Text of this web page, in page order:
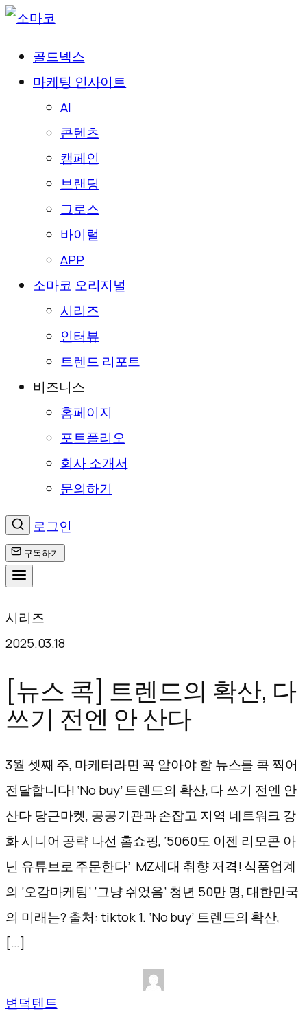
골드넥스
마케팅 인사이트
AI
콘텐츠
캠페인
브랜딩
그로스
바이럴
APP
소마코 오리지널
시리즈
인터뷰
트렌드 리포트
비즈니스
홈페이지
포트폴리오
회사 소개서
문의하기
로그인
구독하기
텐
츠
로
바
로
가
기
시리즈
2025.03.18
[뉴스 콕] 트렌드의 확산, 다
쓰기 전엔 안 산다
3월 셋째 주, 마케터라면 꼭 알아야 할 뉴스를 콕 찍어
전달합니다! ‘No buy’ 트렌드의 확산, 다 쓰기 전엔 안
산다 당근마켓, 공공기관과 손잡고 지역 네트워크 강
화 시니어 공략 나선 홈쇼핑, ‘5060도 이젠 리모콘 아
닌 유튜브로 주문한다’ MZ세대 취향 저격! 식품업계
의 ‘오감마케팅’ ‘그냥 쉬었음’ 청년 50만 명, 대한민국
의 미래는? 출처: tiktok 1. ‘No buy’ 트렌드의 확산,
[…]
변덕텐트